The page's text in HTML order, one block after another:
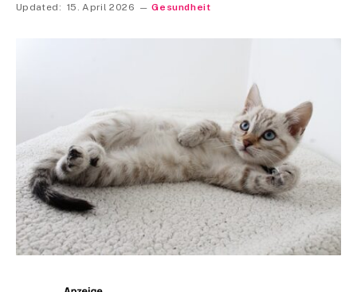
Updated: 15. April 2026 Gesundheit